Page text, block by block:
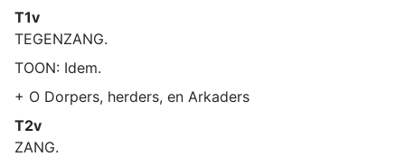
T1v
TEGENZANG.
TOON: Idem.
+ O Dorpers, herders, en Arkaders
T2v
ZANG.